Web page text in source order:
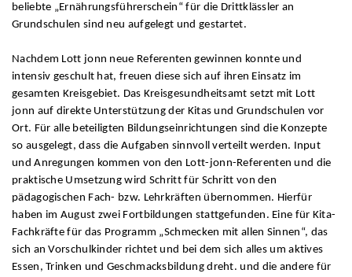
beliebte „Ernährungsführerschein“ für die Drittklässler an
Grundschulen sind neu aufgelegt und gestartet.
Nachdem Lott jonn neue Referenten gewinnen konnte und
intensiv geschult hat, freuen diese sich auf ihren Einsatz im
gesamten Kreisgebiet. Das Kreisgesundheitsamt setzt mit Lott
jonn auf direkte Unterstützung der Kitas und Grundschulen vor
Ort. Für alle beteiligten Bildungseinrichtungen sind die Konzepte
so ausgelegt, dass die Aufgaben sinnvoll verteilt werden. Input
und Anregungen kommen von den Lott-jonn-Referenten und die
praktische Umsetzung wird Schritt für Schritt von den
pädagogischen Fach- bzw. Lehrkräften übernommen. Hierfür
haben im August zwei Fortbildungen stattgefunden. Eine für Kita-
Fachkräfte für das Programm „Schmecken mit allen Sinnen“, das
sich an Vorschulkinder richtet und bei dem sich alles um aktives
Essen, Trinken und Geschmacksbildung dreht. und die andere für